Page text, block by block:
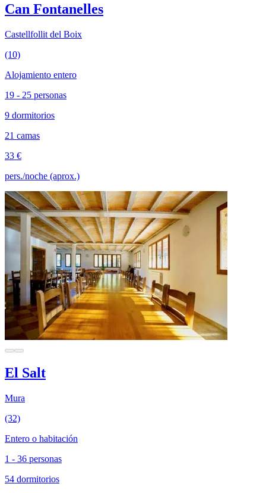
Can Fontanelles
Castellfollit del Boix
(10)
Alojamiento entero
19 - 25 personas
9 dormitorios
21 camas
33 €
pers./noche (aprox.)
El Salt
Mura
(32)
Entero o habitación
1 - 36 personas
54 dormitorios